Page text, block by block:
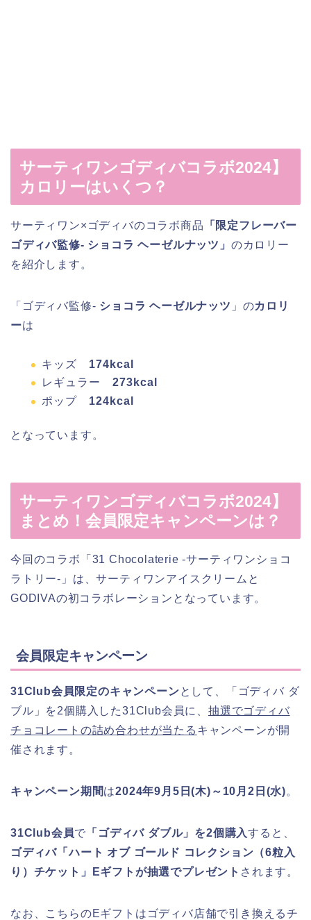
サーティワンゴディバコラボ2024】
カロリーはいくつ？
サーティワン×ゴディバのコラボ商品 「限定フレーバー
ゴディバ監修- ショコラ ヘーゼルナッツ」 のカロリー
を紹介します。
「ゴディバ監修- ショコラ ヘーゼルナッツ 」のカロリ
ーは
キッズ 174kcal
レギュラー 273kcal
ポップ 124kcal
となっています。
サーティワンゴディバコラボ2024】
まとめ！会員限定キャンペーンは？
今回のコラボ「31 Chocolaterie -サーティワンショコ
ラトリー-」は、サーティワンアイスクリームと
GODIVAの初コラボレーションとなっています。
会員限定キャンペーン
31Club会員限定のキャンペーンとして、「ゴディバ ダ
ブル」を2個購入した31Club会員に、 抽選でゴディバ
チョコレートの詰め合わせが当たる キャンペーンが開
催されます。
キャンペーン期間は2024年9月5日(木)～10月2日(水)。
31Club会員で 「ゴディバ ダブル」を2個購入すると、
ゴディバ「ハート オブ ゴールド コレクション（6粒入
り）チケット」Eギフトが抽選でプレゼント されます。
なお、こちらのEギフトはゴディバ店舗で引き換えるチ